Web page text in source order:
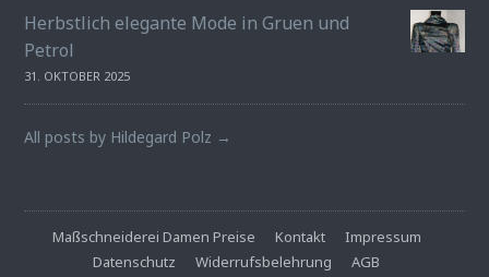
Herbstlich elegante Mode in Gruen und
Petrol
31. OKTOBER 2025
All posts by Hildegard Polz →
Maßschneiderei Damen Preise Kontakt
Impressum
Datenschutz
Widerrufsbelehrung AGB